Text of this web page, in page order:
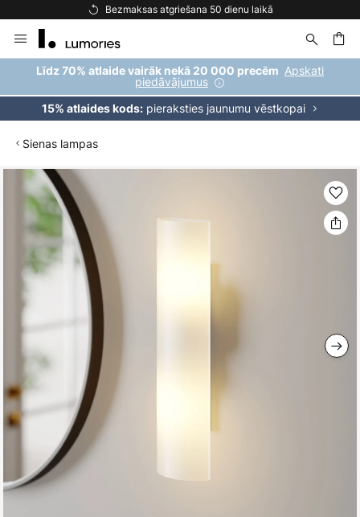
Bezmaksas atgriešana 50 dienu laikā
to
Content
Līdz 70% atlaide vairāk nekā 20 000 precēm Apskati
piedāvājumus
15% atlaides kods:pieraksties jaunumu vēstkopai
Sienas lampas
galerijas
beigām